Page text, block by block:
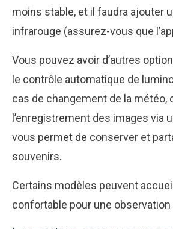
moins stable, et il faudra ajouter
infrarouge (assurez-vous que
Vous pouvez avoir d’autres
le contrôle automatique de
cas de changement de la météo,
l’enregistrement des images via
vous permet de conserver et
souvenirs.
Certains modèles peuvent
confortable pour une observation